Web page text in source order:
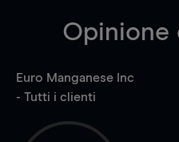
Opinione
Euro Manganese Inc
- Tutti i clienti